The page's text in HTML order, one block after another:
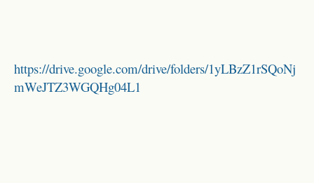
https://drive.google.com/drive/folders/1yLBzZ1rSQoNj
mWeJTZ3WGQHg04L1